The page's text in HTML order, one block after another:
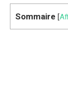
Sommaire [